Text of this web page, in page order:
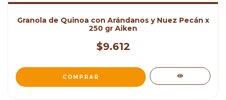
Granola de Quinoa con Arándanos y Nuez Pecán x
250 gr Aiken
$9.612